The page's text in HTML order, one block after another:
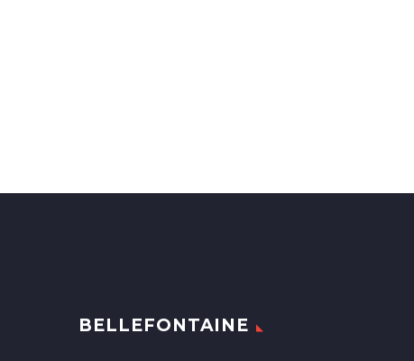
BELLEFONTAINE